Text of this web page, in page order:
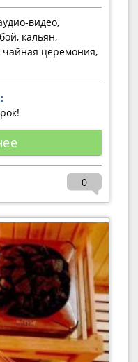
видео,
кальян,
чайная церемония,
0